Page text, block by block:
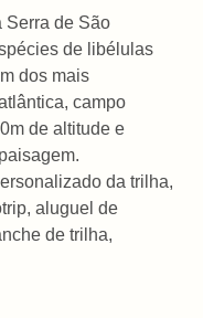
Serra de São
de libélulas
dos mais
campo
de altitude e
da trilha,
aluguel de
de trilha,